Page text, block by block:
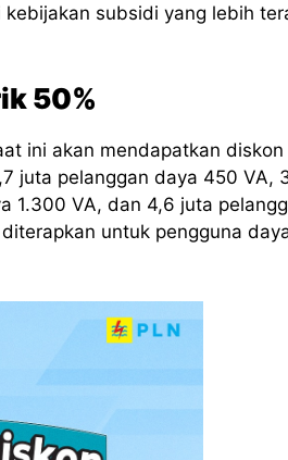
subsidi yang lebih
50%
ini akan mendapatkan diskon
juta pelanggan daya 450 VA,
1.300 VA, dan 4,6 juta
untuk pengguna